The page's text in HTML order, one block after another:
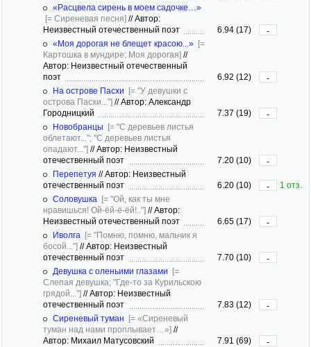
«Расцвела сирень в моем садочке…»
[= Сиреневая песня] //Автор:
Неизвестный отечественный поэт
6.94 (17)
-
«Моя дорогая не блещет красою...» [=
Картошка в мундире; Моя дорогая] //
Автор: Неизвестный отечественный
поэт
6.92 (12)
-
На острове Пасхи [= "У девушки с
острова Пасхи..."] //Автор: Александр
Городницкий
7.37 (19)
-
Новобранцы [= "С деревьев листья
облетают..."; "С деревьев листья
опадают..."] //Автор: Неизвестный
отечественный поэт
7.20 (10)
-
Перепетуя //Автор: Неизвестный
отечественный поэт
6.20 (10) -
1 отз.
Соловушка [= "Ой, как ты мне
нравишься! Ой-ёй-ё-ёй!.."] //Автор:
Неизвестный отечественный поэт
6.65 (17)
-
Иволга [= "Помню, помню, мальчик я
босой..."] //Автор: Неизвестный
отечественный поэт
7.70 (10)
-
Девушка с оленьими глазами [=
Слепая девушка; "Где-то за Курильскою
грядой..."] //Автор: Неизвестный
отечественный поэт
7.83 (12)
-
Сиреневый туман [= «Сиреневый
туман над нами проплывает…»] //
Автор: Михаил Матусовский
7.91 (69)
-